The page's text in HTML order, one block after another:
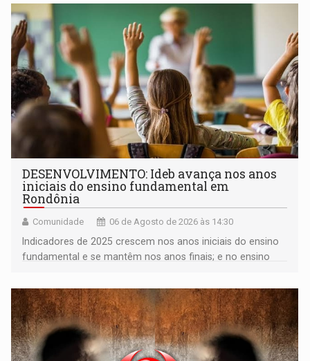
DESENVOLVIMENTO: Ideb avança nos anos
iniciais do ensino fundamental em
Rondônia
Comunidade 06 de Agosto de 2026 às 14:30
Indicadores de 2025 crescem nos anos iniciais do ensino
fundamental e se mantêm nos anos finais; e no ensino